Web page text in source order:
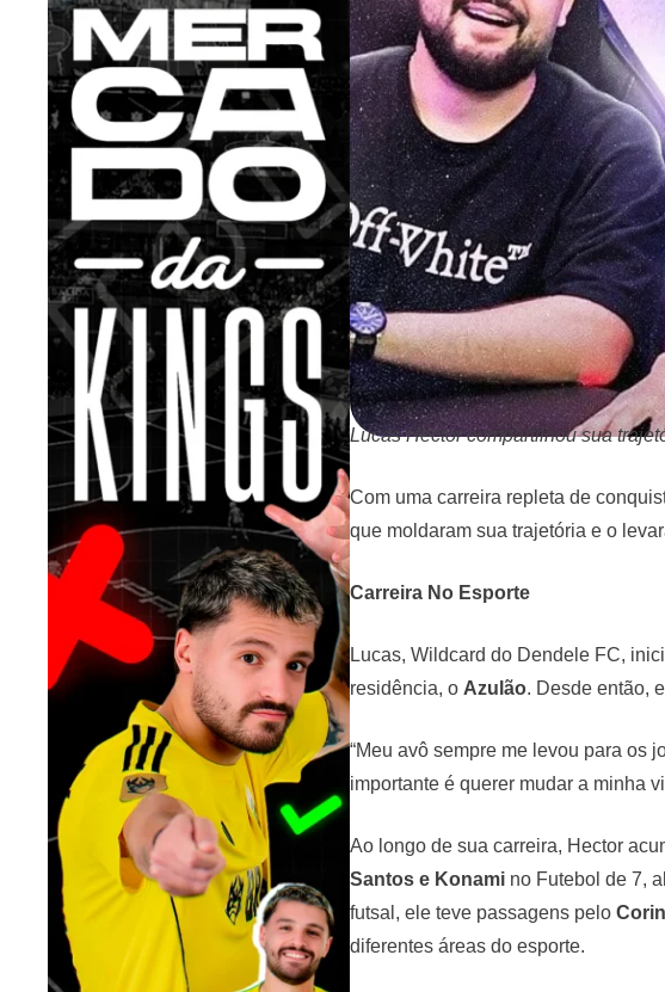
Lucas Hector compartilhou sua
Com uma carreira repleta de
que moldaram sua trajetória e o
Carreira No Esporte
Lucas, Wildcard do Dendele FC,
residência, o Azulão. Desde então,
“Meu avô sempre me levou para os
importante é querer mudar a minha
Ao longo de sua carreira, Hector
Santos e Konamino Futebol de 7,
futsal, ele teve passagens pelo
diferentes áreas do esporte.